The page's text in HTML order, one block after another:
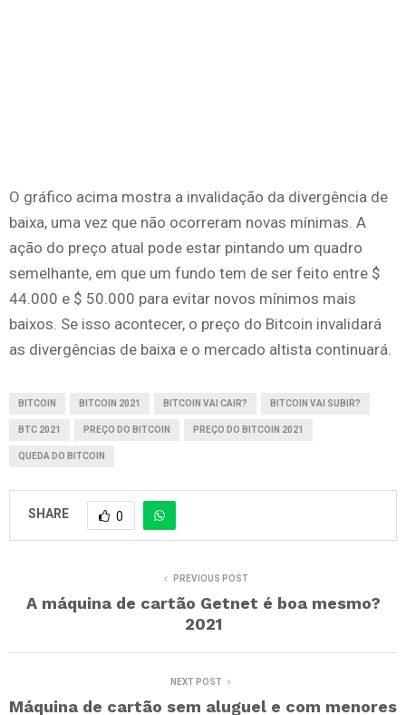
O gráfico acima mostra a invalidação da divergência de
baixa, uma vez que não ocorreram novas mínimas. A
ação do preço atual pode estar pintando um quadro
semelhante, em que um fundo tem de ser feito entre $
44.000 e $ 50.000 para evitar novos mínimos mais
baixos. Se isso acontecer, o preço do Bitcoin invalidará
as divergências de baixa e o mercado altista continuará.
BITCOIN BITCOIN 2021 BITCOIN VAI CAIR? BITCOIN VAI SUBIR?
BTC 2021 PREÇO DO BITCOIN PREÇO DO BITCOIN 2021
QUEDA DO BITCOIN
SHARE 0
PREVIOUS POST
A máquina de cartão Getnet é boa mesmo?
2021
NEXT POST
Máquina de cartão sem aluguel e com menores